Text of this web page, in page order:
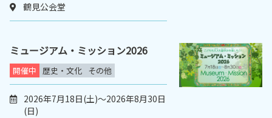
鶴見公会堂
ミュージアム・ミッション2026
開催中 歴史・文化 その他
2026年7月18日(土)～2026年8月30日
(日)